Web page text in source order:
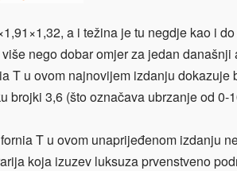
a i težina je tu negdje kao i
nego dobar omjer za jedan
T u ovom najnovijem izdanju dokazuje
brojki 3,6 (što označava ubrzanje od 0-
T u ovom unaprijeđenom izdanju
koja izuzev luksuza prvenstveno